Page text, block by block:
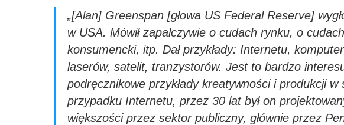
„[Alan] Greenspan [głowa US Federal Reserve]
w USA. Mówił zapalczywie o cudach rynku, o
konsumencki, itp. Dał przykłady: Internetu,
laserów, satelit, tranzystorów. Jest to bardzo
podręcznikowe przykłady kreatywności i produkcji
przypadku Internetu, przez 30 lat był on
większości przez sektor publiczny, głównie przez